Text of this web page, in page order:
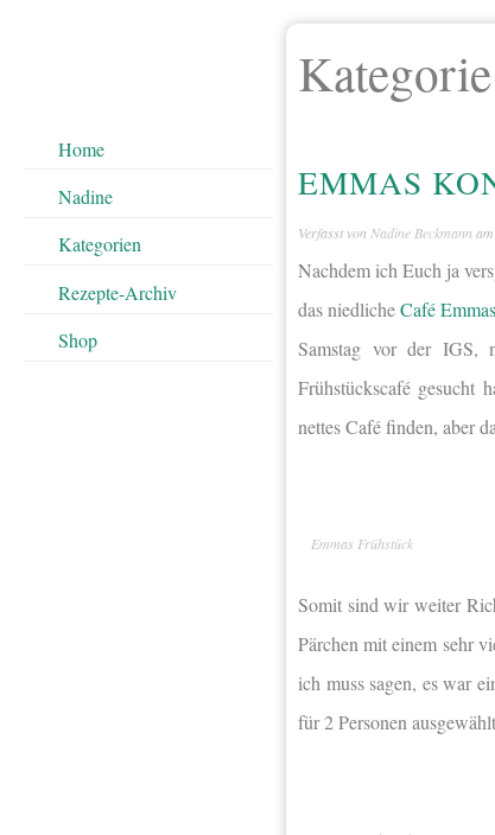
Home
Nadine
Kategorien
Rezepte-Archiv
Shop
EMMAS
Verfasst von Nadine Beckmann am
Nachdem ich Euch ja
das niedlicheCafé Emmas
Samstag vor der IGS,
Frühstückscafé gesucht
nettes Café finden, aber
Emmas Frühstück
Somit sind wir weiter
Pärchen mit einem sehr
ich muss sagen, es war
für 2 Personen